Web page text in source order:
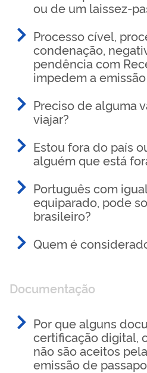
ou de um laissez-
Processo cível,
condenação,
pendência com
impedem a
Preciso de alguma
viajar?
Estou fora do país
alguém que está
Português com
equiparado, pode
brasileiro?
Quem é
Documentação
Por que alguns
certificação digital,
não são aceitos
emissão de